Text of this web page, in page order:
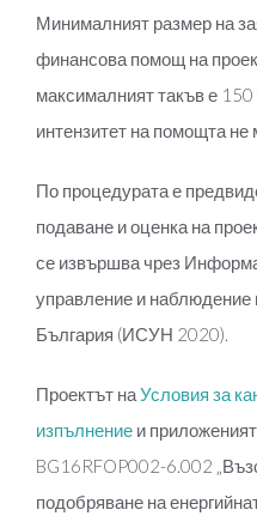
Минималният размер на
финансова помощ на
максималният такъв е
интензитет на помощта
По процедурата е
подаване и оценка на
се извършва чрез
управление и наблюдение
България (ИСУН 2020).
Проектът наУсловия за
изпълнение и
BG16RFOP002-6.002
подобряване на